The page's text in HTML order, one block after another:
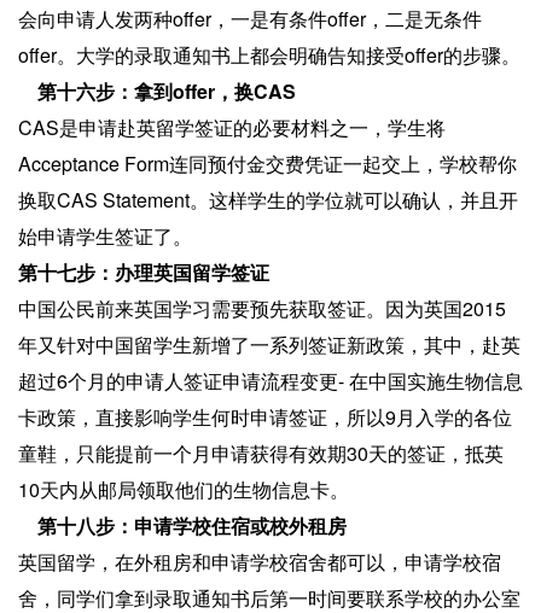
会向申请人发两种offer，一是有条件offer，二是无条件
offer。大学的录取通知书上都会明确告知接受offer的步骤。
第十六步：拿到offer，换CAS
CAS是申请赴英留学签证的必要材料之一，学生将
Acceptance Form连同预付金交费凭证一起交上，学校帮你
换取CAS Statement。这样学生的学位就可以确认，并且开
始申请学生签证了。
第十七步：办理英国留学签证
中国公民前来英国学习需要预先获取签证。因为英国2015
年又针对中国留学生新增了一系列签证新政策，其中，赴英
超过6个月的申请人签证申请流程变更- 在中国实施生物信息
卡政策，直接影响学生何时申请签证，所以9月入学的各位
童鞋，只能提前一个月申请获得有效期30天的签证，抵英
10天内从邮局领取他们的生物信息卡。
第十八步：申请学校住宿或校外租房
英国留学，在外租房和申请学校宿舍都可以，申请学校宿
舍，同学们拿到录取通知书后第一时间要联系学校的办公室